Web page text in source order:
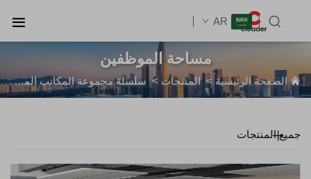
AR
مساحة الموظفين
الصفحة الرئيسية >المنتجات > سلسلة مجموعة المكاتب المفتوحة
جميع المنتجات